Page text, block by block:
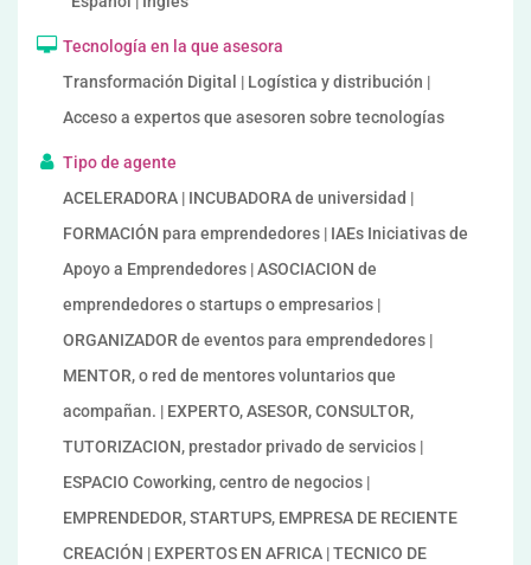
Tecnología en la que asesora
Transformación Digital | Logística y distribución |
Acceso a expertos que asesoren sobre tecnologías
Tipo de agente
ACELERADORA | INCUBADORA de universidad |
FORMACIÓN para emprendedores | IAEs Iniciativas de
Apoyo a Emprendedores | ASOCIACION de
emprendedores o startups o empresarios |
ORGANIZADOR de eventos para emprendedores |
MENTOR, o red de mentores voluntarios que
acompañan. | EXPERTO, ASESOR, CONSULTOR,
TUTORIZACION, prestador privado de servicios |
ESPACIO Coworking, centro de negocios |
EMPRENDEDOR, STARTUPS, EMPRESA DE RECIENTE
CREACIÓN | EXPERTOS EN AFRICA | TECNICO DE